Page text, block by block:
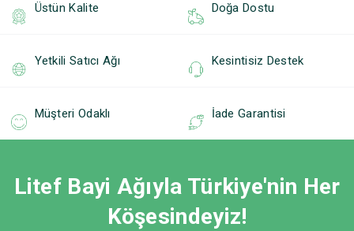
Üstün Kalite Doğa Dostu
Yetkili Satıcı Ağı Kesintisiz Destek
Müşteri Odaklı İade Garantisi
Litef Bayi Ağıyla Türkiye'nin Her
Köşesindeyiz!